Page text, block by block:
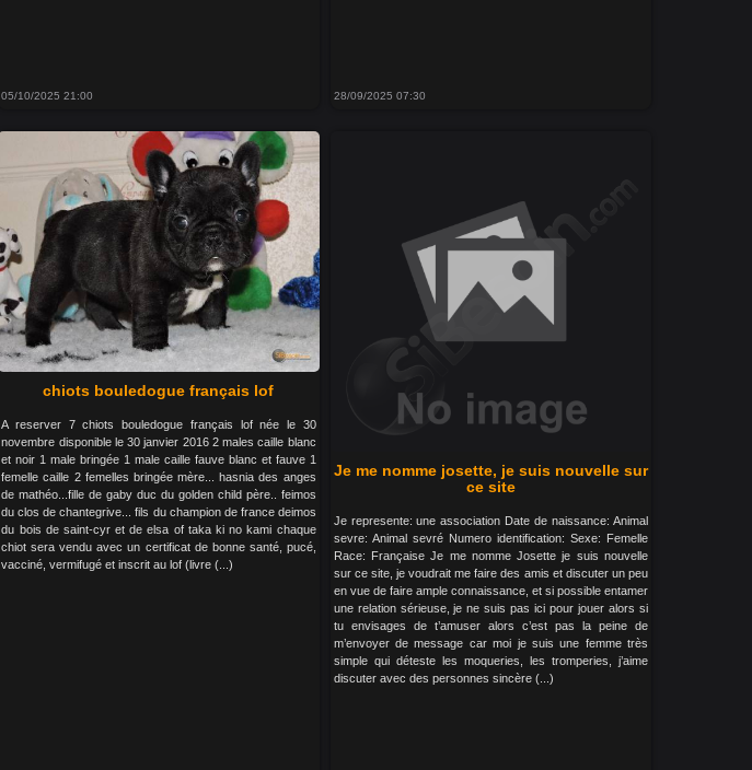
05/10/2025 21:00 28/09/2025 07:30
chiots bouledogue français lof
A reserver 7 chiots bouledogue français lof née le 30
novembre disponible le 30 janvier 2016 2 males caille blanc
et noir 1 male bringée 1 male caille fauve blanc et fauve 1
femelle caille 2 femelles bringée mère... hasnia des anges
de mathéo...fille de gaby duc du golden child père.. feimos
du clos de chantegrive... fils du champion de france deimos
du bois de saint-cyr et de elsa of taka ki no kami chaque
chiot sera vendu avec un certificat de bonne santé, pucé,
vacciné, vermifugé et inscrit au lof (livre (...)
Je me nomme josette, je suis nouvelle sur
ce site
Je represente: une association Date de naissance: Animal
sevre: Animal sevré Numero identification: Sexe: Femelle
Race: Française Je me nomme Josette je suis nouvelle
sur ce site, je voudrait me faire des amis et discuter un peu
en vue de faire ample connaissance, et si possible entamer
une relation sérieuse, je ne suis pas ici pour jouer alors si
tu envisages de t’amuser alors c’est pas la peine de
m’envoyer de message car moi je suis une femme très
simple qui déteste les moqueries, les tromperies, j’aime
discuter avec des personnes sincère (...)